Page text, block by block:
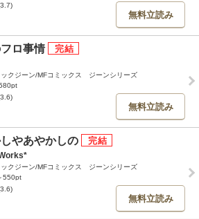
無料立読み
ロ事情
クジーン/MFコミックス ジーンシリーズ
無料立読み
やあやかしの
クジーン/MFコミックス ジーンシリーズ
550pt
無料立読み